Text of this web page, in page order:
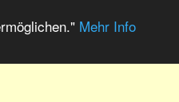
Mehr Info